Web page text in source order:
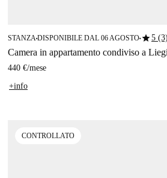
STANZA■DISPONIBILE DAL 06 AGOSTO■star5 (3)
Camera in appartamento condiviso a Liegi
440 €/mese
+info
CONTROLLATO